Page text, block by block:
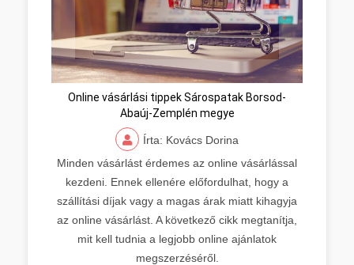
Online vásárlási tippek Sárospatak Borsod-
Abaúj-Zemplén megye
Írta: Kovács Dorina
Minden vásárlást érdemes az online vásárlással
kezdeni. Ennek ellenére előfordulhat, hogy a
szállítási díjak vagy a magas árak miatt kihagyja
az online vásárlást. A következő cikk megtanítja,
mit kell tudnia a legjobb online ajánlatok
megszerzéséről.